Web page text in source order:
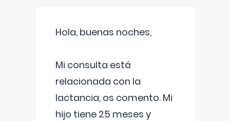
Hola, buenas noches,
Mi consulta está
relacionada con la
lactancia, os comento. Mi
hijo tiene 25 meses y